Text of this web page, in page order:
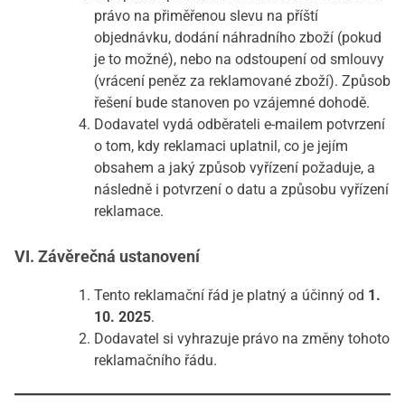
právo na přiměřenou slevu na příští
objednávku, dodání náhradního zboží (pokud
je to možné), nebo na odstoupení od smlouvy
(vrácení peněz za reklamované zboží). Způsob
řešení bude stanoven po vzájemné dohodě.
Dodavatel vydá odběrateli e-mailem potvrzení
o tom, kdy reklamaci uplatnil, co je jejím
obsahem a jaký způsob vyřízení požaduje, a
následně i potvrzení o datu a způsobu vyřízení
reklamace.
VI. Závěrečná ustanovení
Tento reklamační řád je platný a účinný od 1.
10. 2025.
Dodavatel si vyhrazuje právo na změny tohoto
reklamačního řádu.